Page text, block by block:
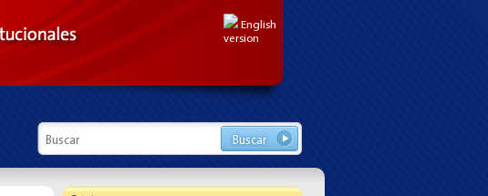
English
version
Formulario de búsqueda
Buscar